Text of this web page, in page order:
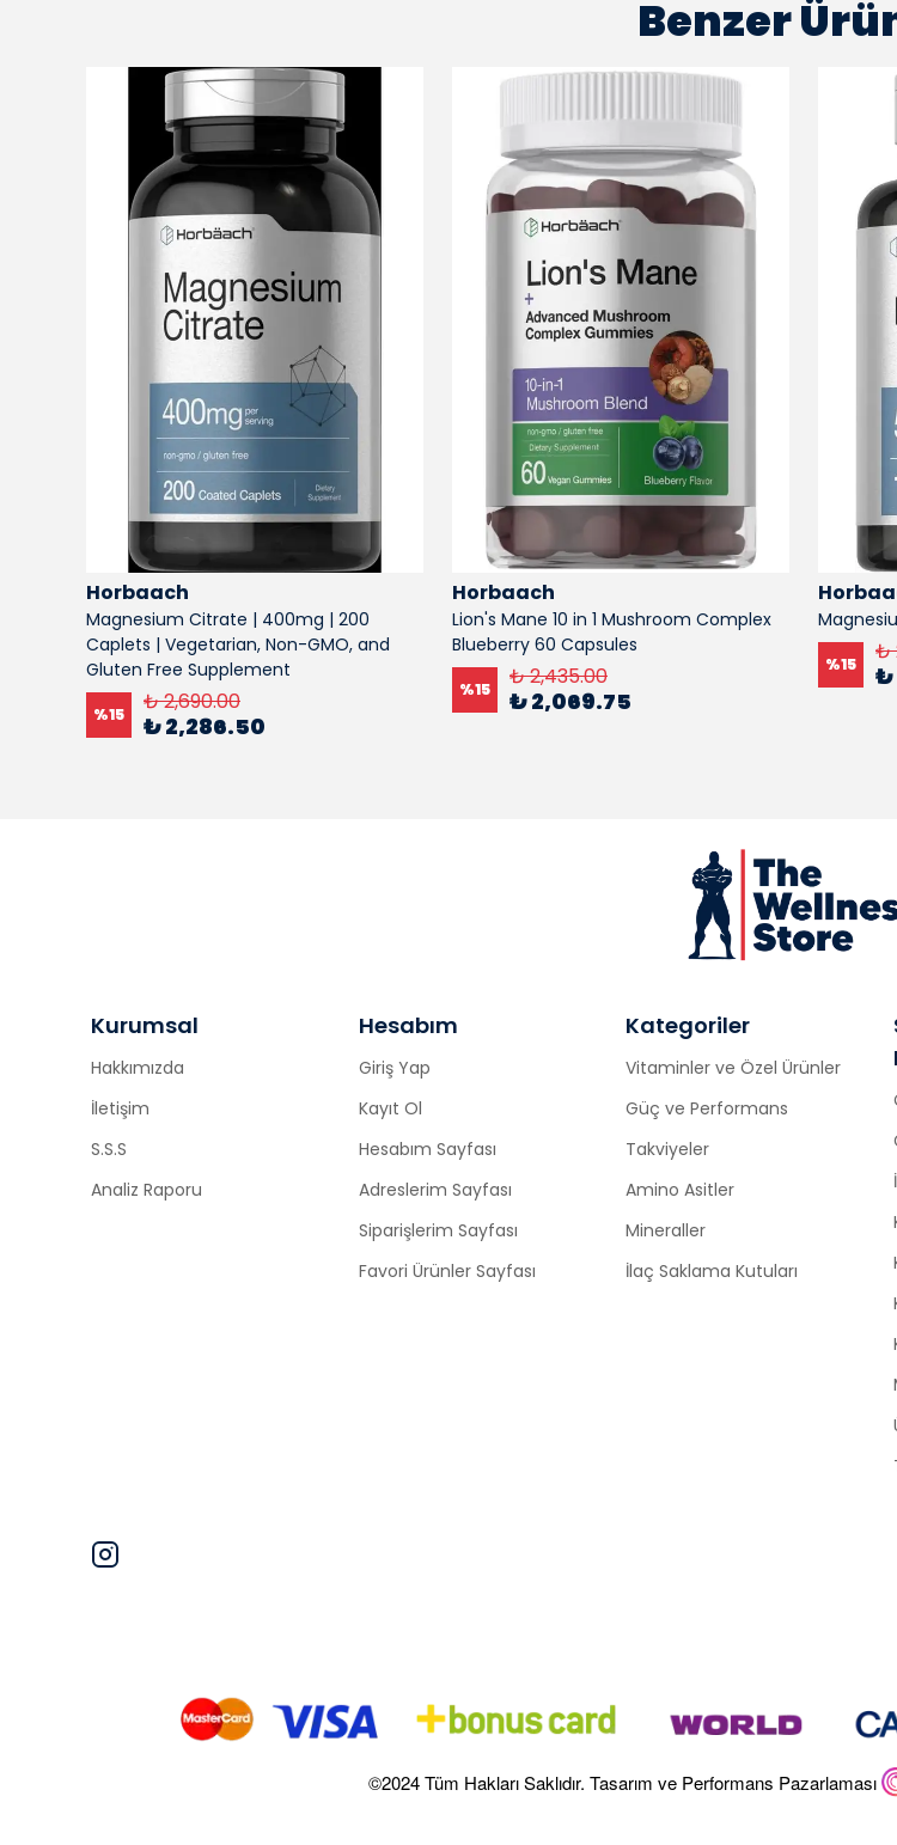
Benzer
Horbaach
Magnesium Citrate | 400mg | 200
Caplets | Vegetarian, Non-GMO, and
Gluten Free Supplement
%15 ₺ 2,690.00
₺ 2,286.50
Horbaach
Lion's Mane 10 in 1 Mushroom Complex
Blueberry 60 Capsules
%15 ₺ 2,435.00
₺ 2,069.75
%15 ₺
₺
Kurumsal
Hakkımızda
İletişim
S.S.S
Analiz Raporu
Hesabım
Giriş Yap
Kayıt Ol
Hesabım Sayfası
Adreslerim Sayfası
Siparişlerim Sayfası
Favori Ürünler Sayfası
Kategoriler
Vitaminler ve Özel Ürünler
Güç ve Performans
Takviyeler
Amino Asitler
Mineraller
İlaç Saklama Kutuları
©2024 Tüm Hakları Saklıdır. Tasarım ve Performans Pazarlaması